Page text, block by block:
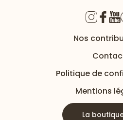
Nos
Politique de
Mentions
La